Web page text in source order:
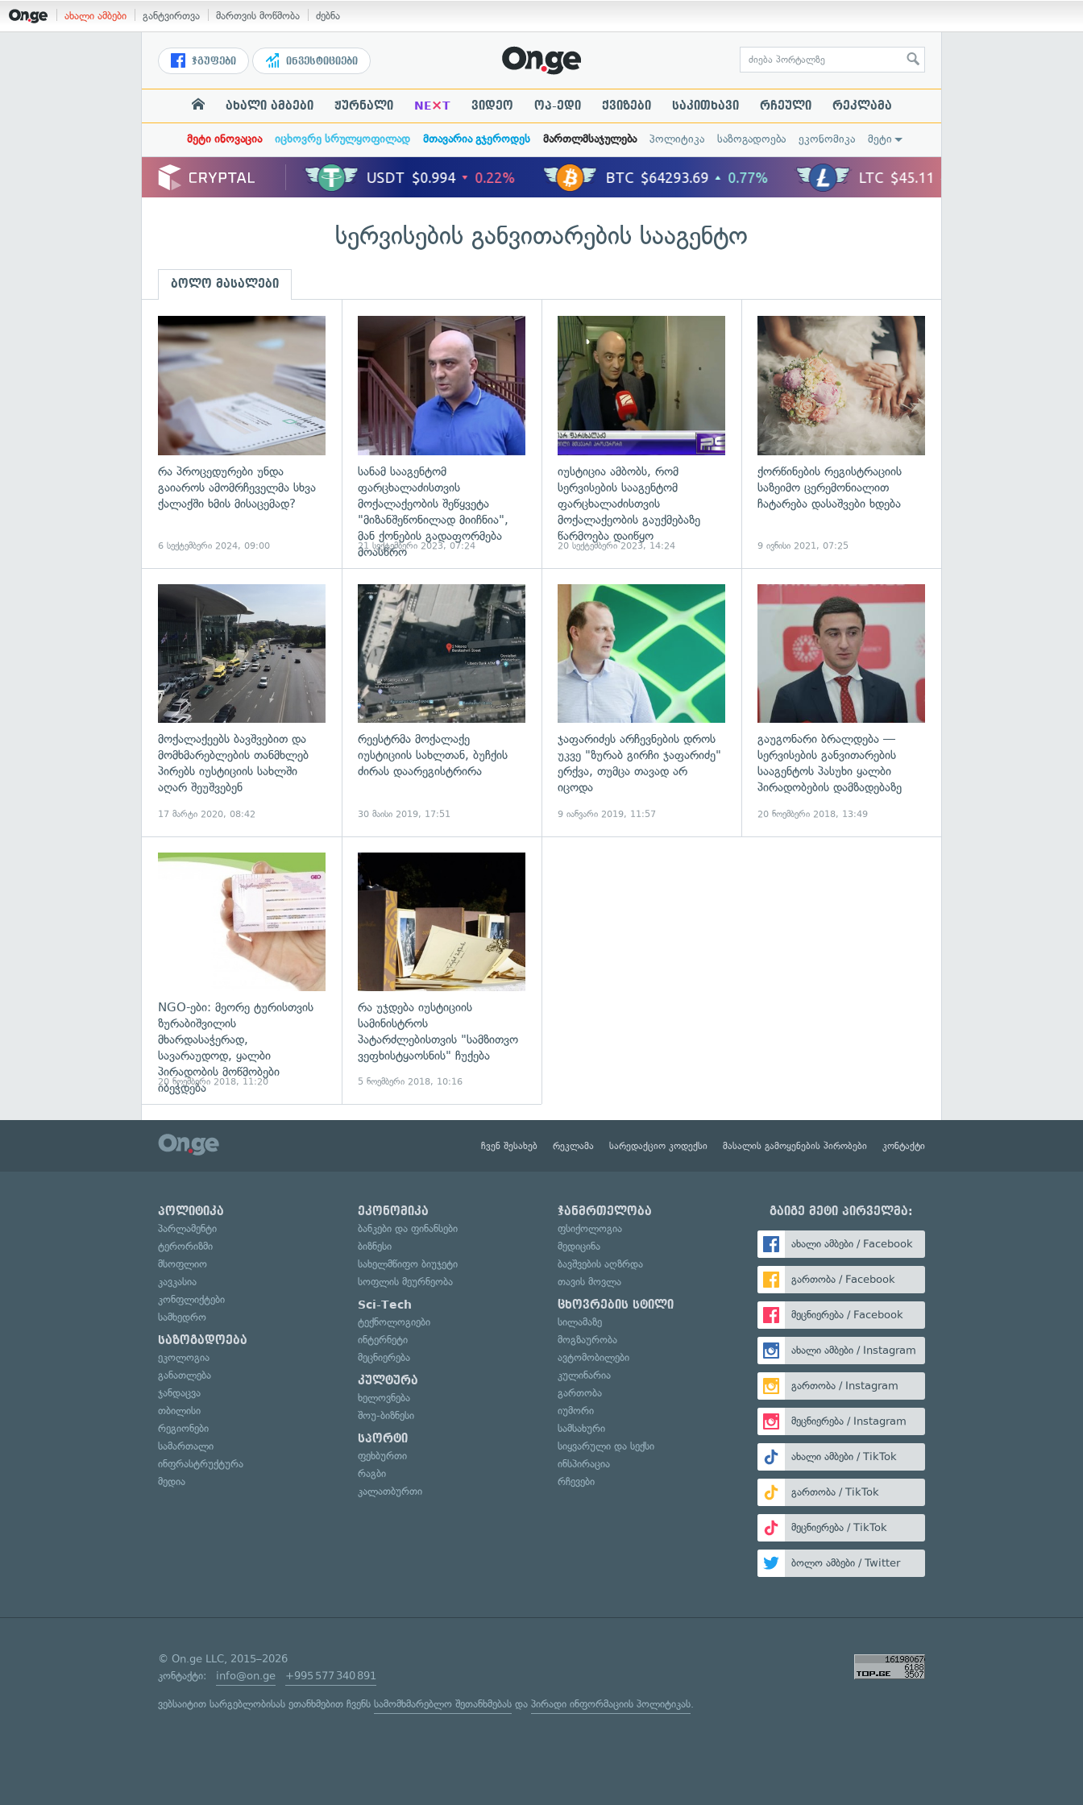
ახალი ამბები განტვირთვა მართვის მოწმობა ძებნა
ჯგუფები ინვესტიციები
ახალი ამბები ჟურნალი NE×T ვიდეო ოპ-ედი ქვიზები საკითხავი რჩეული რეკლამა
მეტი ინოვაცია იცხოვრე სრულყოფილად მთავარია გჯეროდეს მართლმსაჯულება პოლიტიკა საზოგადოება ეკონომიკა მეტი
სერვისების განვითარების სააგენტო
ბოლო მასალები
რა პროცედურები უნდა
გაიაროს ამომრჩეველმა სხვა
ქალაქში ხმის მისაცემად?
6 სექტემბერი 2024, 09:00
გადახედვა
სანამ სააგენტომ
ფარცხალაძისთვის
მოქალაქეობის შეწყვეტა
"მიზანშეწონილად მიიჩნია",
მან ქონების გადაფორმება
მოასწრო
21 სექტემბერი 2023, 07:24
გადახედვა
იუსტიცია ამბობს, რომ
სერვისების სააგენტომ
ფარცხალაძისთვის
მოქალაქეობის გაუქმებაზე
წარმოება დაიწყო
20 სექტემბერი 2023, 14:24
ქორწინების რეგისტრაციის
საზეიმო ცერემონიალით
ჩატარება დასაშვები ხდება
9 ივნისი 2021, 07:25
გადახედვა
მოქალაქეებს ბავშვებით და
მომხმარებლების თანმხლებ
პირებს იუსტიციის სახლში
აღარ შეუშვებენ
17 მარტი 2020, 08:42
გადახედვა
რეესტრმა მოქალაქე
იუსტიციის სახლთან, ბუჩქის
ძირას დაარეგისტრირა
30 მაისი 2019, 17:51
ჯაფარიძეს არჩევნების დროს
უკვე "ზურაბ გირჩი ჯაფარიძე"
ერქვა, თუმცა თავად არ
იცოდა
9 იანვარი 2019, 11:57
გაუგონარი ბრალდება —
სერვისების განვითარების
სააგენტოს პასუხი ყალბი
პირადობების დამზადებაზე
20 ნოემბერი 2018, 13:49
გადახედვა
NGO-ები: მეორე ტურისთვის
ზურაბიშვილის
მხარდასაჭერად,
სავარაუდოდ, ყალბი
პირადობის მოწმობები
იბეჭდება
20 ნოემბერი 2018, 11:20
რა უჯდება იუსტიციის
სამინისტროს
პატარძლებისთვის "სამზითვო
ვეფხისტყაოსნის" ჩუქება
5 ნოემბერი 2018, 10:16
ჩვენ შესახებ რეკლამა სარედაქციო კოდექსი მასალის გამოყენების პირობები კონტაქტი
პოლიტიკა
პარლამენტი
ტერორიზმი
მსოფლიო
კავკასია
კონფლიქტები
სამხედრო
საზოგადოება
ეკოლოგია
განათლება
ჯანდაცვა
თბილისი
რეგიონები
სამართალი
ინფრასტრუქტურა
მედია
ეკონომიკა
ბანკები და ფინანსები
ბიზნესი
სახელმწიფო ბიუჯეტი
სოფლის მეურნეობა
Sci-Tech
ტექნოლოგიები
ინტერნეტი
მეცნიერება
კულტურა
ხელოვნება
შოუ-ბიზნესი
სპორტი
ფეხბურთი
რაგბი
კალათბურთი
ჯანმრთელობა
ფსიქოლოგია
მედიცინა
ბავშვების აღზრდა
თავის მოვლა
ცხოვრების სტილი
სილამაზე
მოგზაურობა
ავტომობილები
კულინარია
გართობა
იუმორი
სამსახური
სიყვარული და სექსი
ინსპირაცია
რჩევები
გაიგე მეტი პირველმა:
ახალი ამბები / Facebook
გართობა / Facebook
მეცნიერება / Facebook
ახალი ამბები / Instagram
გართობა / Instagram
მეცნიერება / Instagram
ახალი ამბები / TikTok
გართობა / TikTok
მეცნიერება / TikTok
ბოლო ამბები / Twitter
© On.ge LLC, 2015–2026
კონტაქტი: info@on.ge +995 577 340 891
ვებსაიტით სარგებლობისას ეთანხმებით ჩვენს სამომხმარებლო შეთანხმებას და პირადი ინფორმაციის პოლიტიკას.